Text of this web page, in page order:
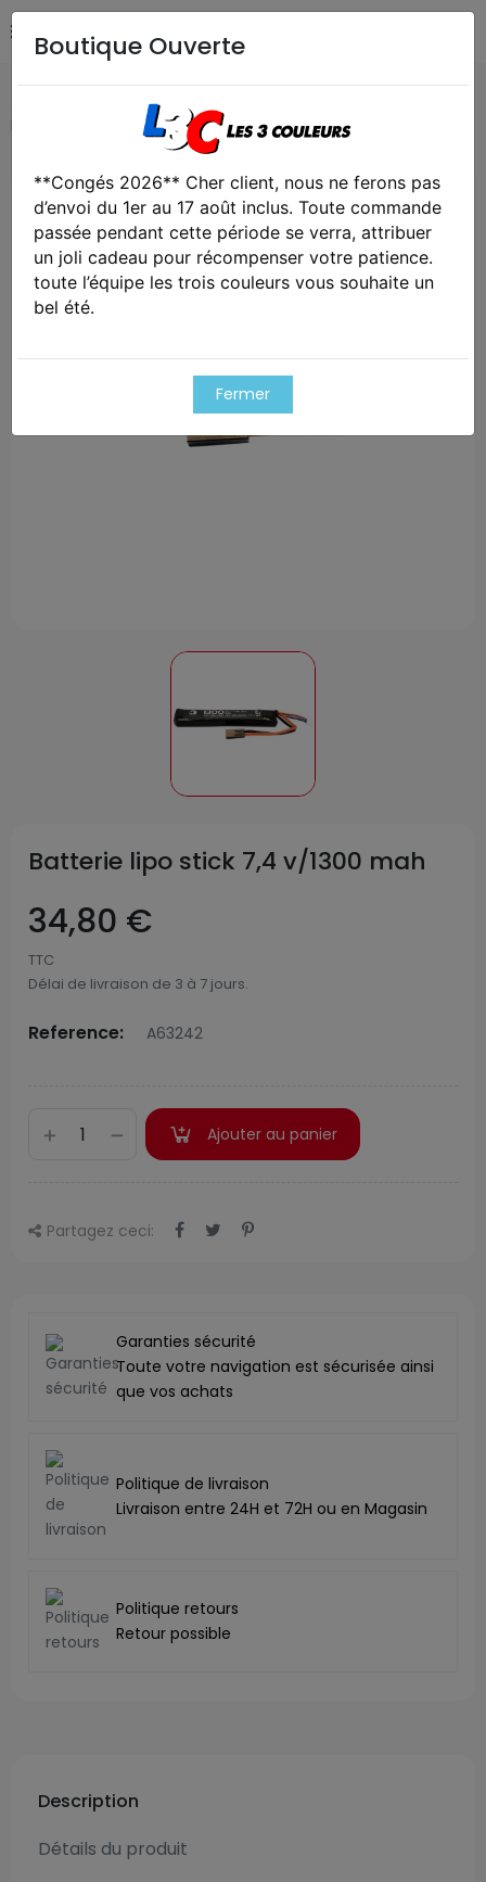
Airsoft / Paintball
Batterie lipo stick 7,4 v/1300 mah
Exclusivité web !
Batterie lipo stick 7,4 v/1300 mah
34,80 €
TTC
Délai de livraison de 3 à 7 jours.
Reference: A63242
Ajouter au panier
Partagez ceci:
Garanties sécurité
Toute votre navigation est sécurisée ainsi
que vos achats
Politique de livraison
Livraison entre 24H et 72H ou en Magasin
Politique retours
Retour possible
Description
Détails du produit
Boutique Ouverte
**Congés 2026** Cher client, nous ne ferons pas
d’envoi du 1er au 17 août inclus. Toute commande
passée pendant cette période se verra, attribuer
un joli cadeau pour récompenser votre patience.
toute l’équipe les trois couleurs vous souhaite un
bel été.
Fermer